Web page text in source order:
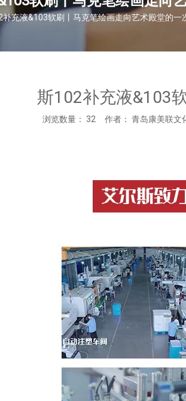
补充液&103软刷丨马克笔绘画走向艺术殿堂的一
斯102补充液&103
浏览数量： 32 作者： 青岛康美联